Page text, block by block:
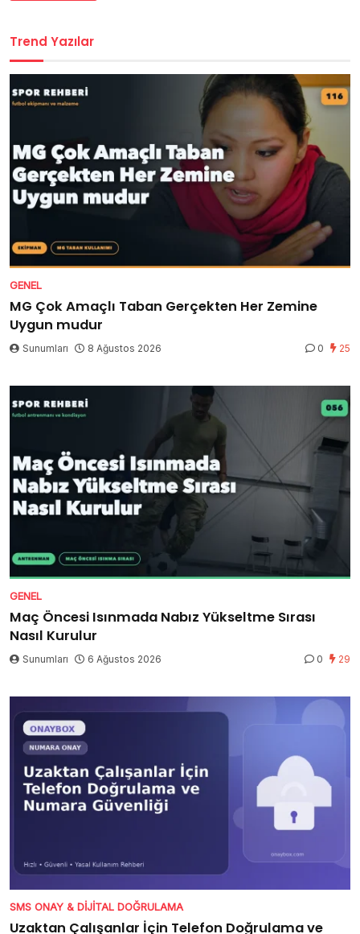
Trend Yazılar
GENEL
MG Çok Amaçlı Taban Gerçekten Her Zemine
Uygun mudur
Sunumları 8 Ağustos 2026 0 25
GENEL
Maç Öncesi Isınmada Nabız Yükseltme Sırası
Nasıl Kurulur
Sunumları 6 Ağustos 2026 0 29
SMS ONAY & DIJITAL DOĞRULAMA
Uzaktan Çalışanlar İçin Telefon Doğrulama ve